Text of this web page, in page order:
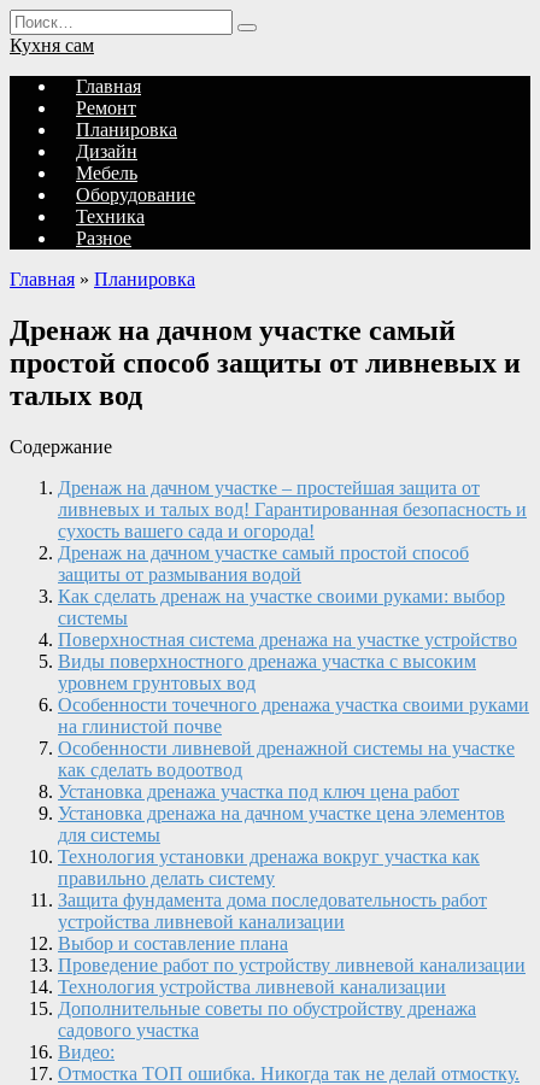
Перейти
к
содержанию
Search
for:
Кухня сам
Главная
Ремонт
Планировка
Дизайн
Мебель
Оборудование
Техника
Разное
Главная » Планировка
Дренаж на дачном участке самый
простой способ защиты от ливневых и
талых вод
Содержание
Дренаж на дачном участке – простейшая защита от
ливневых и талых вод! Гарантированная безопасность и
сухость вашего сада и огорода!
Дренаж на дачном участке самый простой способ
защиты от размывания водой
Как сделать дренаж на участке своими руками: выбор
системы
Поверхностная система дренажа на участке устройство
Виды поверхностного дренажа участка с высоким
уровнем грунтовых вод
Особенности точечного дренажа участка своими руками
на глинистой почве
Особенности ливневой дренажной системы на участке
как сделать водоотвод
Установка дренажа участка под ключ цена работ
Установка дренажа на дачном участке цена элементов
для системы
Технология установки дренажа вокруг участка как
правильно делать систему
Защита фундамента дома последовательность работ
устройства ливневой канализации
Выбор и составление плана
Проведение работ по устройству ливневой канализации
Технология устройства ливневой канализации
Дополнительные советы по обустройству дренажа
садового участка
Видео:
Отмостка ТОП ошибка. Никогда так не делай отмостку.